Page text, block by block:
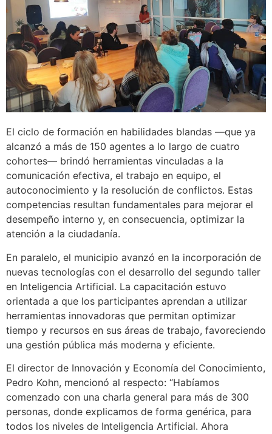
El ciclo de formación en habilidades blandas —que ya
alcanzó a más de 150 agentes a lo largo de cuatro
cohortes— brindó herramientas vinculadas a la
comunicación efectiva, el trabajo en equipo, el
autoconocimiento y la resolución de conflictos. Estas
competencias resultan fundamentales para mejorar el
desempeño interno y, en consecuencia, optimizar la
atención a la ciudadanía.
En paralelo, el municipio avanzó en la incorporación de
nuevas tecnologías con el desarrollo del segundo taller
en Inteligencia Artificial. La capacitación estuvo
orientada a que los participantes aprendan a utilizar
herramientas innovadoras que permitan optimizar
tiempo y recursos en sus áreas de trabajo, favoreciendo
una gestión pública más moderna y eficiente.
El director de Innovación y Economía del Conocimiento,
Pedro Kohn, mencionó al respecto: “Habíamos
comenzado con una charla general para más de 300
personas, donde explicamos de forma genérica, para
todos los niveles de Inteligencia Artificial. Ahora